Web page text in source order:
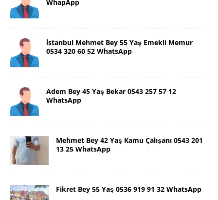
WhapApp
İstanbul Mehmet Bey 55 Yaş Emekli Memur
0534 320 60 52 WhatsApp
Adem Bey 45 Yaş Bekar 0543 257 57 12
WhatsApp
Mehmet Bey 42 Yaş Kamu Çalışanı 0543 201
13 25 WhatsApp
Fikret Bey 55 Yaş 0536 919 91 32 WhatsApp